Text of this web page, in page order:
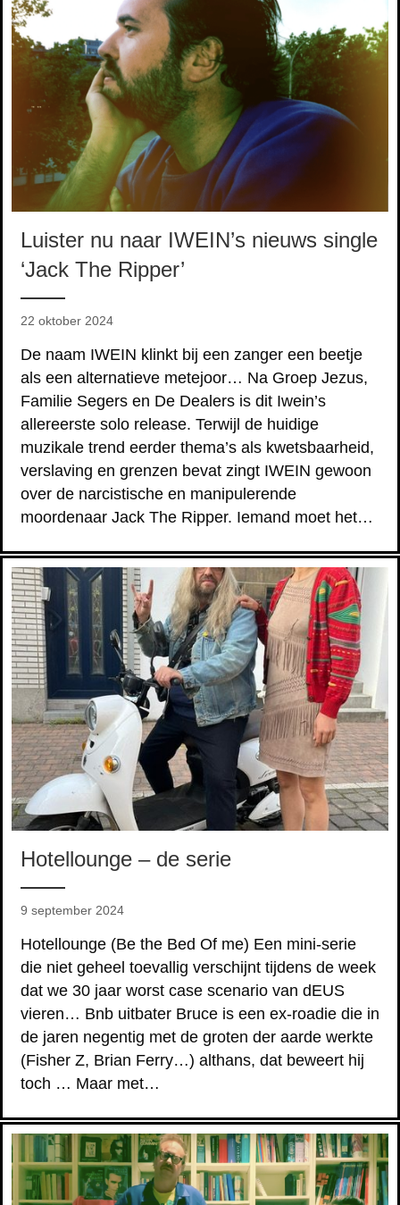
Luister nu naar IWEIN’s nieuws single
‘Jack The Ripper’
22 oktober 2024
De naam IWEIN klinkt bij een zanger een beetje
als een alternatieve metejoor… Na Groep Jezus,
Familie Segers en De Dealers is dit Iwein’s
allereerste solo release. Terwijl de huidige
muzikale trend eerder thema’s als kwetsbaarheid,
verslaving en grenzen bevat zingt IWEIN gewoon
over de narcistische en manipulerende
moordenaar Jack The Ripper. Iemand moet het…
Hotellounge – de serie
9 september 2024
Hotellounge (Be the Bed Of me) Een mini-serie
die niet geheel toevallig verschijnt tijdens de week
dat we 30 jaar worst case scenario van dEUS
vieren… Bnb uitbater Bruce is een ex-roadie die in
de jaren negentig met de groten der aarde werkte
(Fisher Z, Brian Ferry…) althans, dat beweert hij
toch … Maar met…